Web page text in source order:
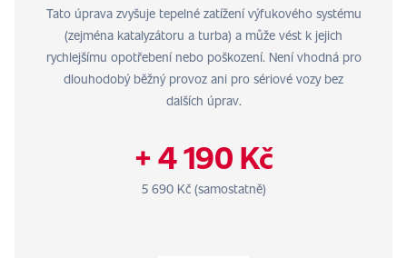
Tato úprava zvyšuje tepelné zatížení výfukového systému
(zejména katalyzátoru a turba) a může vést k jejich
rychlejšímu opotřebení nebo poškození. Není vhodná pro
dlouhodobý běžný provoz ani pro sériové vozy bez
dalších úprav.
+ 4 190 Kč
5 690 Kč (samostatně)